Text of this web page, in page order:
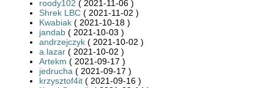
roody102 ( 2021-11-06 )
Shrek LBC ( 2021-11-02 )
Kwabiak ( 2021-10-18 )
jandab ( 2021-10-03 )
andrzejczyk ( 2021-10-02 )
a.lazar ( 2021-10-02 )
Artekm ( 2021-09-17 )
jedrucha ( 2021-09-17 )
krzysztof4it ( 2021-09-16 )